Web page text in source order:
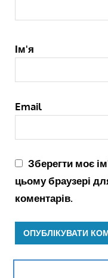
Ім'я
Email
Зберегти моє
цьому браузері
коментарів.